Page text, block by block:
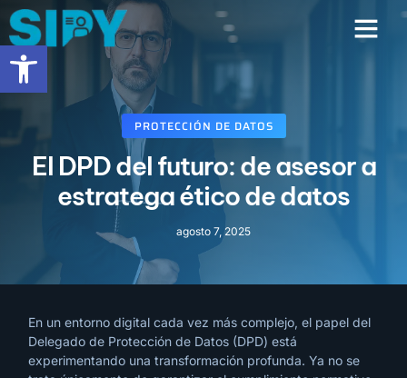
contenido
PROTECCIÓN DE DATOS
El DPD del futuro: de asesor a
estratega ético de datos
agosto 7, 2025
En un entorno digital cada vez más complejo, el papel del
Delegado de Protección de Datos (DPD) está
experimentando una transformación profunda. Ya no se
Abrir barra de herramientas